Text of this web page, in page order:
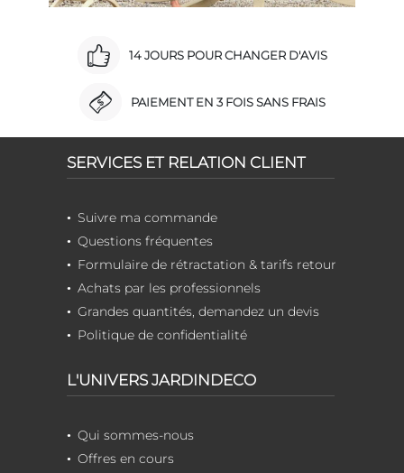
14 JOURS POUR CHANGER D'AVIS
PAIEMENT EN 3 FOIS SANS FRAIS
SERVICES ET RELATION CLIENT
Suivre ma commande
Questions fréquentes
Formulaire de rétractation & tarifs retour
Achats par les professionnels
Grandes quantités, demandez un devis
Politique de confidentialité
L'UNIVERS JARDINDECO
Qui sommes-nous
Offres en cours